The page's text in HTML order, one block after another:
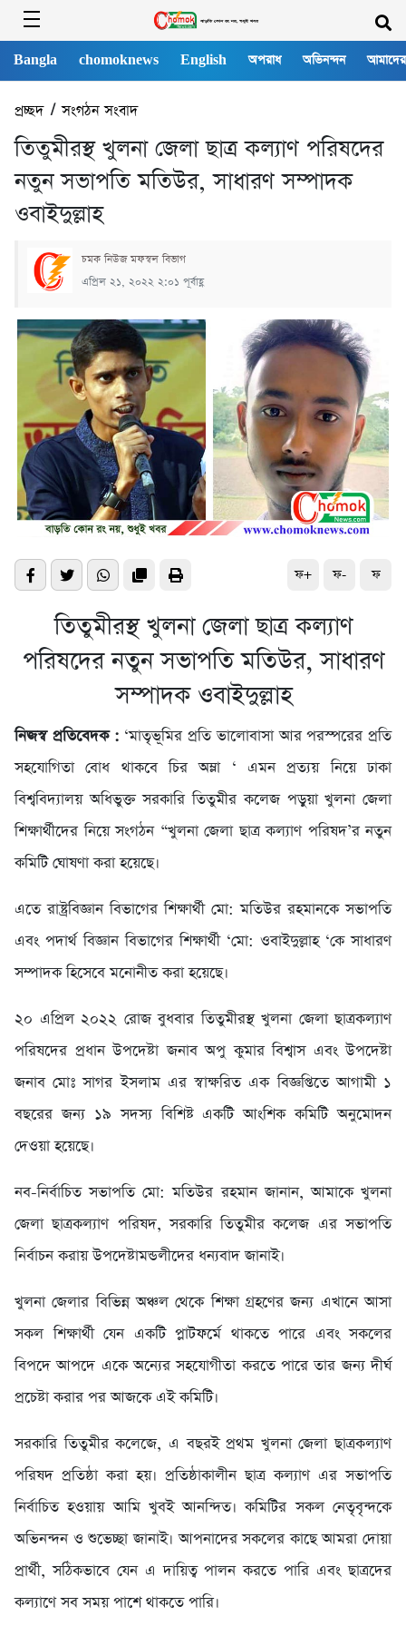
Bangla chomoknews English অপরাধ অভিনন্দন
প্রচ্ছদ/সংগঠন সংবাদ
তিতুমীরস্থ খুলনা জেলা ছাত্র কল্যাণ পরিষদের
নতুন সভাপতি মতিউর, সাধারণ সম্পাদক
ওবাইদুল্লাহ
চমক নিউজ মফস্বল বিভাগ
এপ্রিল ২১, ২০২২ ২:০১ পূর্বাহ্ণ
ফ+ ফ- ফ
তিতুমীরস্থ খুলনা জেলা ছাত্র কল্যাণ
পরিষদের নতুন সভাপতি মতিউর, সাধারণ
সম্পাদক ওবাইদুল্লাহ
নিজস্ব প্রতিবেদক : ‘মাতৃভূমির প্রতি ভালোবাসা আর পরস্পরের প্রতি
সহযোগিতা বোধ থাকবে চির অম্লা ‘ এমন প্রত্যয় নিয়ে ঢাকা
বিশ্ববিদ্যালয় অধিভুক্ত সরকারি তিতুমীর কলেজ পড়ুয়া খুলনা জেলা
শিক্ষার্থীদের নিয়ে সংগঠন “খুলনা জেলা ছাত্র কল্যাণ পরিষদ’র নতুন
কমিটি ঘোষণা করা হয়েছে।
এতে রাষ্ট্রবিজ্ঞান বিভাগের শিক্ষার্থী মো: মতিউর রহমানকে সভাপতি
এবং পদার্থ বিজ্ঞান বিভাগের শিক্ষার্থী ‘মো: ওবাইদুল্লাহ ‘কে সাধারণ
সম্পাদক হিসেবে মনোনীত করা হয়েছে।
২০ এপ্রিল ২০২২ রোজ বুধবার তিতুমীরস্থ খুলনা জেলা ছাত্রকল্যাণ
পরিষদের প্রধান উপদেষ্টা জনাব অপু কুমার বিশ্বাস এবং উপদেষ্টা
জনাব মোঃ সাগর ইসলাম এর স্বাক্ষরিত এক বিজ্ঞপ্তিতে আগামী ১
বছরের জন্য ১৯ সদস্য বিশিষ্ট একটি আংশিক কমিটি অনুমোদন
দেওয়া হয়েছে।
নব-নির্বাচিত সভাপতি মো: মতিউর রহমান জানান, আমাকে খুলনা
জেলা ছাত্রকল্যাণ পরিষদ, সরকারি তিতুমীর কলেজ এর সভাপতি
নির্বাচন করায় উপদেষ্টামন্ডলীদের ধন্যবাদ জানাই।
খুলনা জেলার বিভিন্ন অঞ্চল থেকে শিক্ষা গ্রহণের জন্য এখানে আসা
সকল শিক্ষার্থী যেন একটি প্লাটফর্মে থাকতে পারে এবং সকলের
বিপদে আপদে একে অন্যের সহযোগীতা করতে পারে তার জন্য দীর্ঘ
প্রচেষ্টা করার পর আজকে এই কমিটি।
সরকারি তিতুমীর কলেজে, এ বছরই প্রথম খুলনা জেলা ছাত্রকল্যাণ
পরিষদ প্রতিষ্ঠা করা হয়। প্রতিষ্ঠাকালীন ছাত্র কল্যাণ এর সভাপতি
নির্বাচিত হওয়ায় আমি খুবই আনন্দিত। কমিটির সকল নেতৃবৃন্দকে
অভিনন্দন ও শুভেচ্ছা জানাই। আপনাদের সকলের কাছে আমরা দোয়া
প্রার্থী, সঠিকভাবে যেন এ দায়িত্ব পালন করতে পারি এবং ছাত্রদের
কল্যাণে সব সময় পাশে থাকতে পারি।